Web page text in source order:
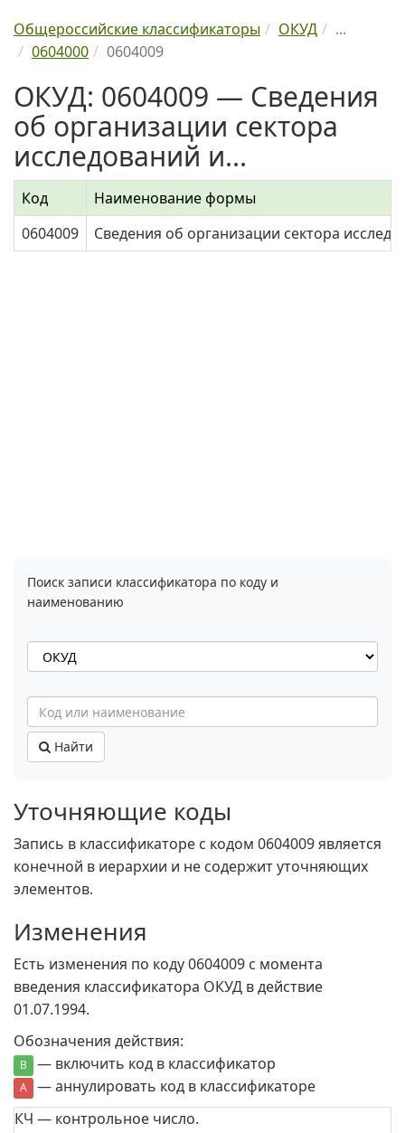
Общероссийские классификаторы ОКУД
...
0604000
0604009
ОКУД: 0604009 — Сведения
об организации сектора
исследований и...
Код
Наименование формы
0604009
Сведения об организации сектора
Поиск записи классификатора по коду и
наименованию
Найти
Уточняющие коды
Запись в классификаторе с кодом 0604009 является
конечной в иерархии и не содержит уточняющих
элементов.
Изменения
Есть изменения по коду 0604009 c момента
введения классификатора ОКУД в действие
01.07.1994.
Обозначения действия:
В — включить код в классификатор
А
— аннулировать код в классификаторе
КЧ — контрольное число.